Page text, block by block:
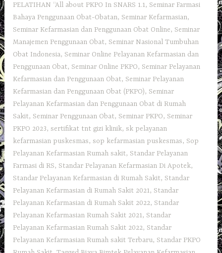
PELATIHAN “All about PKPO In SNARS 1.1, Seminar Farmasi
Bahaya Penggunaan Obat-Obatan, Seminar Kefarmasian,
Seminar Kefarmasian dan Penggunaan Obat Online, Seminar
Manajemen Penggunaan Obat, Seminar Nasional Tumbuhan
Obat Indonesia, Seminar Online Pelayanan Kefarmasian dan
Penggunaan Obat, Seminar Online PKPO, Seminar Pelayanan
Kefarmasian dan Penggunaan Obat, Seminar Pelayanan
Kefarmasian dan Penggunaan Obat (PKPO), Seminar
Pelayanan Kefarmasian dan Penggunaan Obat di Rumah
Sakit, Seminar Penggunaan Obat, Seminar PKPO, Seminar
PKPO 2023,sertifikat tnt gizi klinik,sk pelayanan
kefarmasian puskesmas,sop kefarmasian puskesmas, Sop
Pelayanan Kefarmasian Rumah sakit, Standar Pelayanan
Farmasi di RS, Standar Pelayanan Kefarmasian Di Apotek,
Standar Pelayanan Kefarmasian di Rumah Sakit, Standar
Pelayanan Kefarmasian di Rumah Sakit 2021, Standar
Pelayanan Kefarmasian di Rumah Sakit 2022, Standar
Pelayanan Kefarmasian Rumah Sakit 2021, Standar
Pelayanan Kefarmasian Rumah Sakit 2022, Standar
Pelayanan Kefarmasian Rumah sakit Terbaru, Standar PKPO